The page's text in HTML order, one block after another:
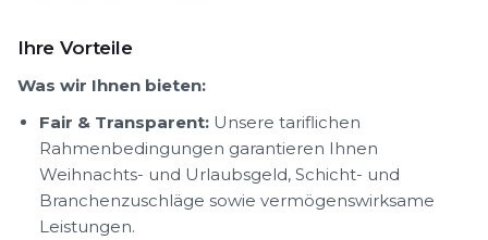
Ihre Vorteile
Was wir Ihnen bieten:
Fair & Transparent: Unsere tariflichen
Rahmenbedingungen garantieren Ihnen
Weihnachts- und Urlaubsgeld, Schicht- und
Branchenzuschläge sowie vermögenswirksame
Leistungen.